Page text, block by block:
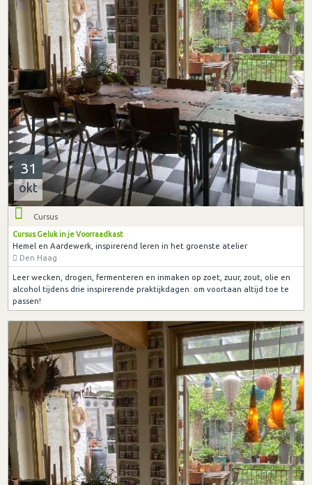
31
okt
Cursus
Cursus Geluk in je Voorraadkast
Hemel en Aardewerk, inspirerend leren in het groenste atelier
Den Haag
Leer wecken, drogen, fermenteren en inmaken op zoet, zuur, zout, olie en
alcohol tijdens drie inspirerende praktijkdagen: om voortaan altijd toe te
passen!